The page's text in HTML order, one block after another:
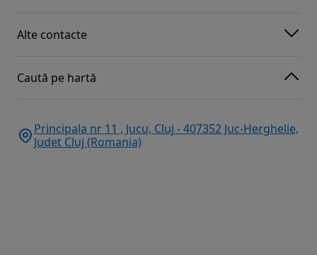
Alte contacte
Caută pe hartă
Principala nr 11 , Jucu, Cluj - 407352 Juc-Herghelie,
Judet Cluj (Romania)